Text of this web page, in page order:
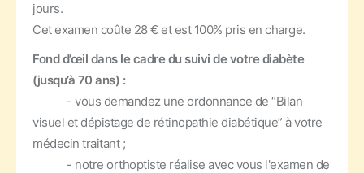
jours.
Cet examen coûte 28 € et est 100% pris en charge.
Fond d’œil dans le cadre du suivi de votre diabète
(jusqu’à 70 ans) :
- vous demandez une ordonnance de “Bilan
visuel et dépistage de rétinopathie diabétique” à votre
médecin traitant ;
- notre orthoptiste réalise avec vous l'examen de